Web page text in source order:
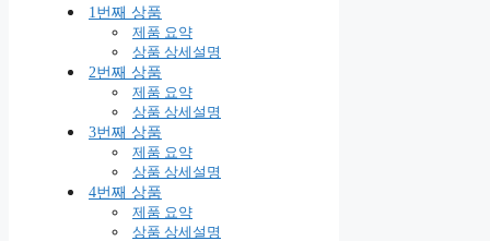
1번째 상품
제품 요약
상품 상세설명
2번째 상품
제품 요약
상품 상세설명
3번째 상품
제품 요약
상품 상세설명
4번째 상품
제품 요약
상품 상세설명